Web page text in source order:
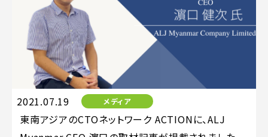
2021.07.19 メディア
東南アジアのCTOネットワーク ACTIONに、ALJ